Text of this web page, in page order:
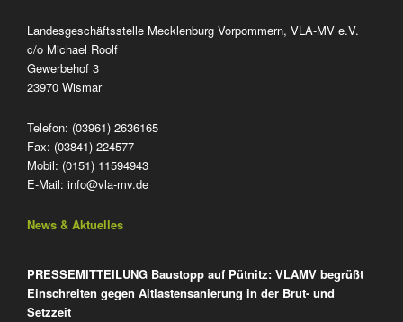
Landesgeschäftsstelle Mecklenburg Vorpommern, VLA-MV e.V.
c/o Michael Roolf
Gewerbehof 3
23970 Wismar
Telefon: (03961) 2636165
Fax: (03841) 224577
Mobil: (0151) 11594943
E-Mail: info@vla-mv.de
News & Aktuelles
PRESSEMITTEILUNG Baustopp auf Pütnitz: VLAMV begrüßt
Einschreiten gegen Altlastensanierung in der Brut- und
Setzzeit